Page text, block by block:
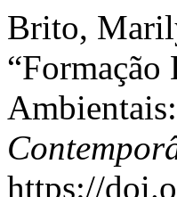
Brito,
“Formação
https://